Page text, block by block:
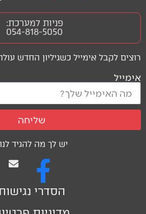
יש לך מה להגיד
הסדרי
רוצים לקבל אימייל כשגיליון החדש
אימייל
שליחה
פניות למערכת:
054-818-5050